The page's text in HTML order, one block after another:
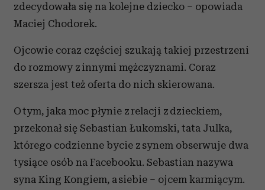
zdecydowała się na kolejne dziecko – opowiada
Maciej Chodorek.
Ojcowie coraz częściej szukają takiej przestrzeni
do rozmowy z innymi mężczyznami. Coraz
szersza jest też oferta do nich skierowana.
O tym, jaka moc płynie z relacji z dzieckiem,
przekonał się Sebastian Łukomski, tata Julka,
którego codzienne bycie z synem obserwuje dwa
tysiące osób na Facebooku. Sebastian nazywa
syna King Kongiem, a siebie – ojcem karmiącym.